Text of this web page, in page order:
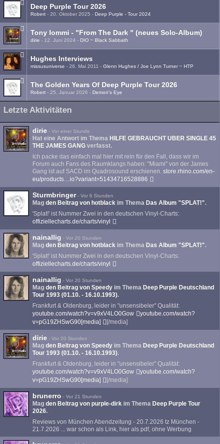
Deep Purple Tour 2026
Robert - 20. Oktober 2025 - Deep Purple - Tour 2024
Tony Iommi - "From The Dark " (neues Solo-Album)
dirie - 12. Juni 2024 - DIO ~ Black Sabbath
Hughes Interviews
missusuniverse - 26. Mai 2011 - Glenn Hughes / Joe Lynn Turner ~ HTP
The Golden Years Of Deep Purple Tour 2026
Robert - 25. Januar 2026 - Demon's Eye
Letzte Aktivitäten
dirie - Vor einer Stunde
Hat eine Antwort im Thema HILFE GEBRAUCHT UBER SINGLE 45
THE JAMES GANG verfasst.
Ich packe das einfach mal hier mit rein für den Fall, dass wir im
Forum auch Fans des Raumklangs haben: "Miami" von der James
Gang ist auf SACD im Quadrosound erschienen. store.rhino.com/en-
eu/products…io?variant=51434716528886
Sturmbringer- Vor 6 Stunden
Mag den Beitrag von hotblack im Thema Das Album "SPLAT!".
'Splat!' ist Nummer Zwei in den deutschen Vinyl-Charts:
offiziellecharts.de/charts/vinyl
nainallig - Vor 20 Stunden
Mag den Beitrag von hotblack im Thema Das Album "SPLAT!".
'Splat!' ist Nummer Zwei in den deutschen Vinyl-Charts:
offiziellecharts.de/charts/vinyl
nainallig - Vor 20 Stunden
Mag den Beitrag von Speedy im Thema Deep Purple Deutschland
Tour 1993 (01.10. - 16.10.1993).
Frankfurt & Oldenburg, leider in "unsensibeler" Qualität:
youtube.com/watch?v=v9xV4LO0Gow
youtube.com/watch?
v=pG19ZHSwG90[media]
[/media]
dirie - Vor 20 Stunden
Mag den Beitrag von Speedy im Thema Deep Purple Deutschland
Tour 1993 (01.10. - 16.10.1993).
Frankfurt & Oldenburg, leider in "unsensibeler" Qualität:
youtube.com/watch?v=v9xV4LO0Gow
youtube.com/watch?
v=pG19ZHSwG90[media]
[/media]
brunerro - Vor 21 Stunden
Mag den Beitrag von purple-dirk im Thema Deep Purple Tour
2026.
Reviews von München Abendzeitung - 20.7.2026 tz München -
21.7.2026 ... war schon als Link, hier als pdf, ohne Werbung